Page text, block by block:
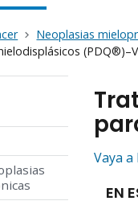
Neoplasias
Vaya
EN